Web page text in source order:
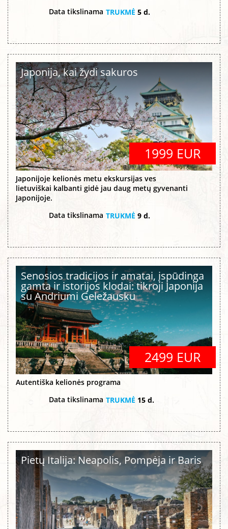
Data tikslinama TRUKMĖ 5 d.
Japonija, kai žydi sakuros
1999 EUR
Japonijoje kelionės metu ekskursijas ves
lietuviškai kalbanti gidė jau daug metų gyvenanti
Japonijoje.
Data tikslinama TRUKMĖ 9 d.
Senosios tradicijos ir amatai, įspūdinga
gamta ir istorijos klodai: tikroji Japonija
su Andriumi Geležausku
2499 EUR
Autentiška kelionės programa
Data tikslinama TRUKMĖ 15 d.
Pietų Italija: Neapolis, Pompėja ir Baris